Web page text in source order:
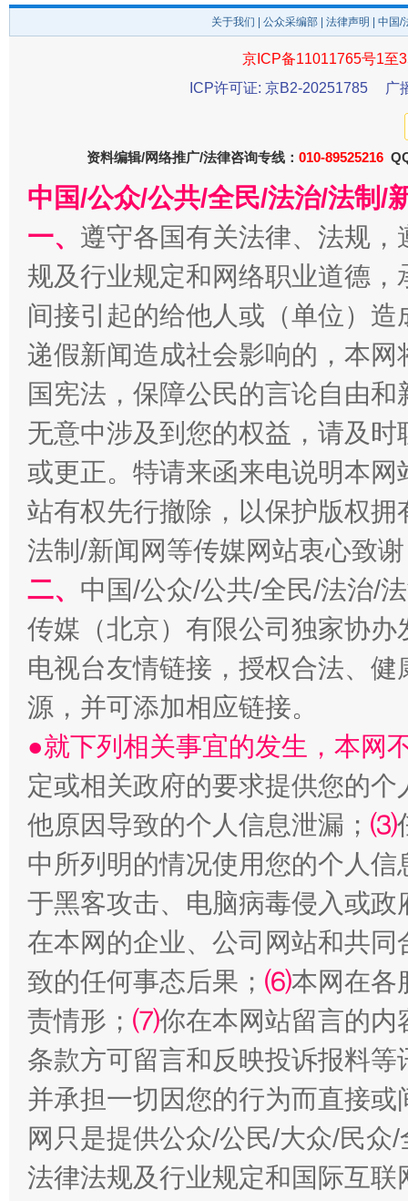
受贿1.44亿！段成刚被判无期 从幼
全民健身五年计划来了！等你上场
阿坝州三大球赛在茂县开幕 规模
国家大学科技园优化重塑工作
关于我们 公众采编部 法律声明 | 中国
京ICP备11011765号1至
ICP许可证: 京B2-20251785
广
资料编辑/网络推广/法律咨询专线： 010-89525216
中国/公众/公共/全民/法治/法制/
一、 遵守各国有关法律、法规
规及行业规定和网络职业道德
间接引起的给他人或（单位）
递假新闻造成社会影响的，本
国宪法，保障公民的言论自由
无意中涉及到您的权益，请及
或更正。特请来函来电说明本
站有权先行撤除，以保护版权
法制/新闻网等传媒网站衷心致
二、 中国/公众/公共/全民/法治/
传媒（北京）有限公司独家协
电视台友情链接，授权合法、
源，并可添加相应链接。
●就下列相关事宜的发生，本网
定或相关政府的要求提供您的个
他原因导致的个人信息泄漏； ⑶
中所列明的情况使用您的个人
于黑客攻击、电脑病毒侵入或
在本网的企业、公司网站和共
致的任何事态后果； ⑹本网在各
责情形； ⑺你在本网站留言的内
条款方可留言和反映投诉报料
并承担一切因您的行为而直接
网只是提供公众/公民/大众/民
法律法规及行业规定和国际互